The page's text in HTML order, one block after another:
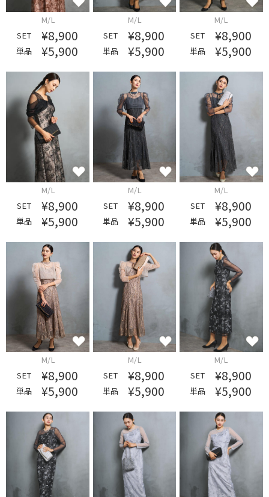
M/L
SET
¥8,900
単品 ¥5,900
M/L
SET
¥8,900
単品 ¥5,900
M/L
SET
¥8,900
単品 ¥5,900
M/L
SET
¥8,900
単品 ¥5,900
M/L
SET
¥8,900
単品 ¥5,900
M/L
SET
¥8,900
単品 ¥5,900
M/L
SET
¥8,900
単品 ¥5,900
M/L
SET
¥8,900
単品 ¥5,900
M/L
SET
¥8,900
単品 ¥5,900